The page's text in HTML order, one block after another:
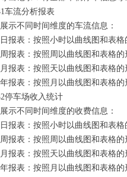
车流分析报表
展示不同时间维度的车流信息：
日报表：按照小时以曲线图和表
周报表：按照周以曲线图和表格
月报表：按照天以曲线图和表格
年报表：按照月以曲线图和表格的
停车场收入统计
展示不同时间维度的收费信息：
日报表：按照小时以曲线图和表
周报表：按照周以曲线图和表格的
月报表：按照天以曲线图和表格的
年报表：按照月以曲线图和表格的